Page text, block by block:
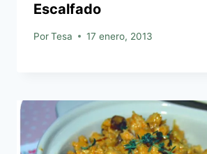
Escalfado
PorTesa 17 enero, 2013